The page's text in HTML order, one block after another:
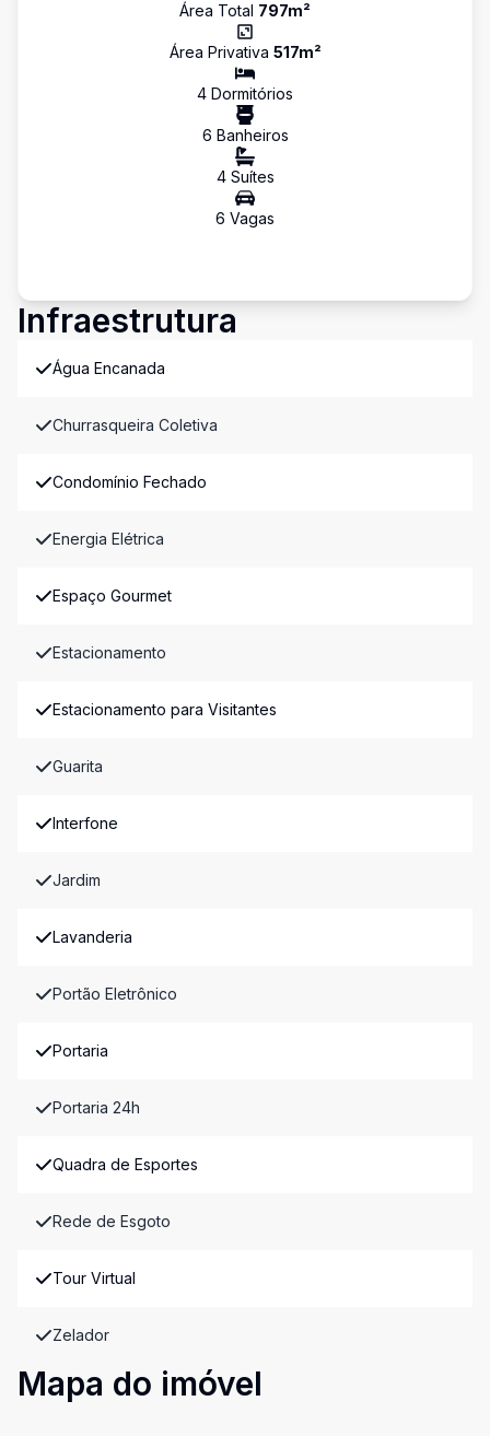
Área Total 797m²
Área Privativa 517m²
4 Dormitórios
6 Banheiros
4Suítes
6 Vagas
Infraestrutura
Água Encanada
Churrasqueira Coletiva
Condomínio Fechado
Energia Elétrica
Espaço Gourmet
Estacionamento
Estacionamento para Visitantes
Guarita
Interfone
Jardim
Lavanderia
Portão Eletrônico
Portaria
Portaria 24h
Quadra de Esportes
Rede de Esgoto
Tour Virtual
Zelador
Mapa do imóvel